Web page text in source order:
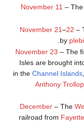
November 11 –
November 21–22 –
by
November 23 – The
Isles are brought
in the Channel Islands
Anthony
December– The
railroad from